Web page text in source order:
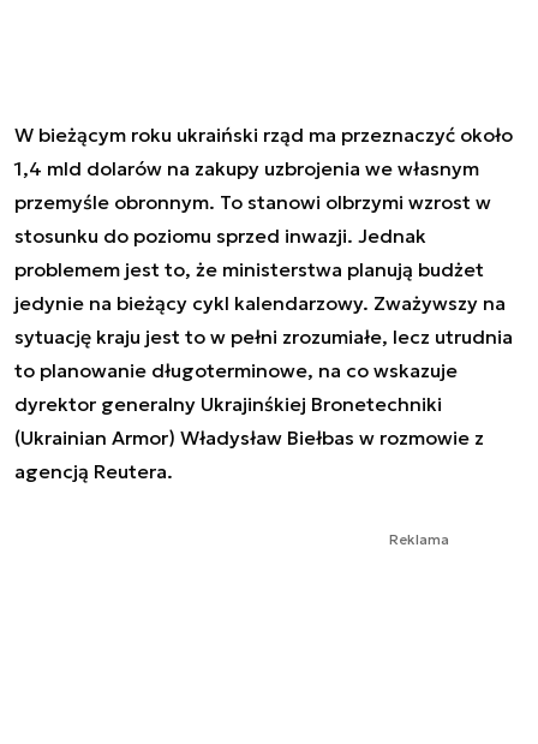
W bieżącym roku ukraiński rząd ma przeznaczyć około
1,4 mld dolarów na zakupy uzbrojenia we własnym
przemyśle obronnym. To stanowi olbrzymi wzrost w
stosunku do poziomu sprzed inwazji. Jednak
problemem jest to, że ministerstwa planują budżet
jedynie na bieżący cykl kalendarzowy. Zważywszy na
sytuację kraju jest to w pełni zrozumiałe, lecz utrudnia
to planowanie długoterminowe, na co wskazuje
dyrektor generalny Ukrajinśkiej Bronetechniki
(Ukrainian Armor) Władysław Biełbas w rozmowie z
agencją Reutera.
Reklama